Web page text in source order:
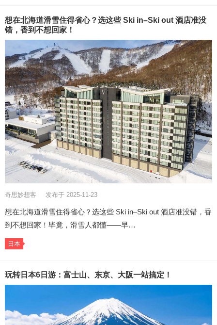
想在北海道滑雪住得省心？选这些 Ski in–Ski out 酒店准没
错，香到不想回家！
奇思妙想客 发布于 2025-11-23
想在北海道滑雪住得省心？选这些 Ski in–Ski out 酒店准没错，香
到不想回家！毕竟，滑雪人都懂——早…
日本
玩转日本6日游：富士山、东京、大阪一站搞定！